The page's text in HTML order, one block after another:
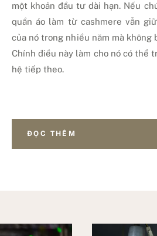
một khoản đầu tư dài hạn. Nếu
quần áo làm từ cashmere vẫn
của nó trong nhiều năm mà không
Chính điều này làm cho nó có thể
hệ tiếp theo.
ĐỌC THÊM